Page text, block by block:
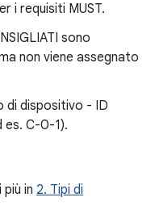
i requisiti MUST.
sono
non viene assegnato
di dispositivo - ID
es. C-0-1).
in 2. Tipi di